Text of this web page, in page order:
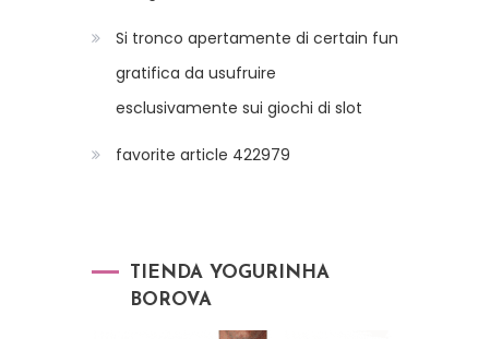
Si tronco apertamente di certain fun
gratifica da usufruire
esclusivamente sui giochi di slot
favorite article 422979
TIENDA YOGURINHA
BOROVA